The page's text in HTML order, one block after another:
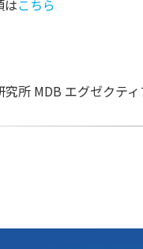
はこちら
所 MDB エグゼクテ